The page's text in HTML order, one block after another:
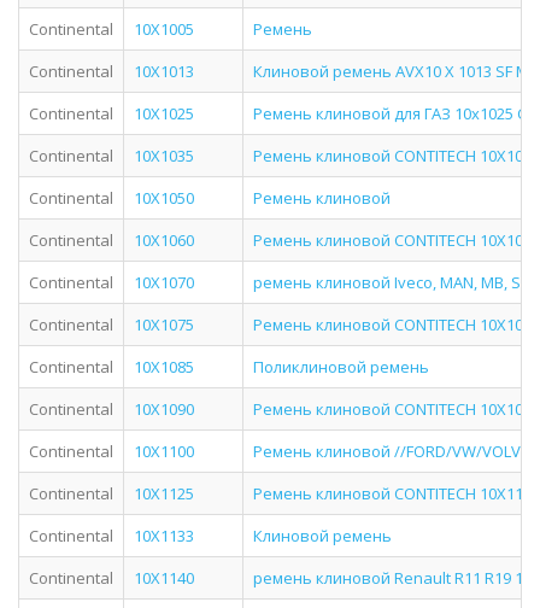
Continental
10X1005
Ремень
Continental
10X1013
Клиновой ремень AVX10 X 1013 SF MV
Continental
10X1025
Ремень клиновой для ГАЗ 10x1025
Continental
10X1035
Ремень клиновой CONTITECH 10X1035
Continental
10X1050
Ремень клиновой
Continental
10X1060
Ремень клиновой CONTITECH 10X1060
Continental
10X1070
ремень клиновой Iveco, MAN, MB,
Continental
10X1075
Ремень клиновой CONTITECH 10X1075
Continental
10X1085
Поликлиновой ремень
Continental
10X1090
Ремень клиновой CONTITECH 10X1090
Continental
10X1100
Ремень клиновой //FORD/VW/VOLVO
Continental
10X1125
Ремень клиновой CONTITECH 10X1125
Continental
10X1133
Клиновой ремень
Continental
10X1140
ремень клиновой Renault R11 R19